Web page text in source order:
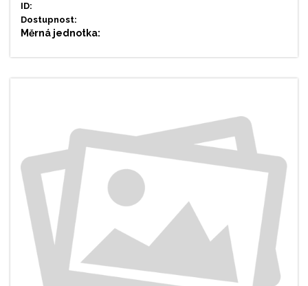
ID:
Dostupnost:
Měrná jednotka: